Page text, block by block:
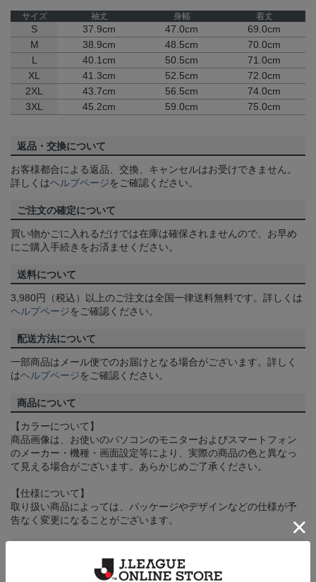
サイズ 袖丈 身幅 着丈
S 37.9cm 47.0cm
69.0cm
M
38.9cm 48.5cm
70.0cm
L
40.1cm 50.5cm
71.0cm
XL
41.3cm 52.5cm
72.0cm
2XL
43.7cm 56.5cm
74.0cm
3XL
45.2cm 59.0cm 75.0cm
返品・交換について
お客様都合による返品、交換、キャンセルはお受けできません。
詳しくはヘルプページをご確認ください。
ご注文の確定について
買い物かごに入れるだけでは在庫は確保されませんので、お早め
にご購入手続きをお済ませください。
送料について
3,980円（税込）以上のご注文は全国一律送料無料です。詳しくは
ヘルプページをご確認ください。
配送方法について
一部商品はメール便でのお届けとなる場合がございます。詳しく
はヘルプページをご確認ください。
商品について
【カラーについて】
商品画像は、お使いのパソコンのモニターおよびスマートフォン
のメーカー・機種・画面設定等により、実際の商品の色と異なっ
て見える場合がございます。あらかじめご了承ください。
【仕様について】
取り扱い商品によっては、パッケージやデザインなどの仕様が予
告なく変更になることがございます。
決済について